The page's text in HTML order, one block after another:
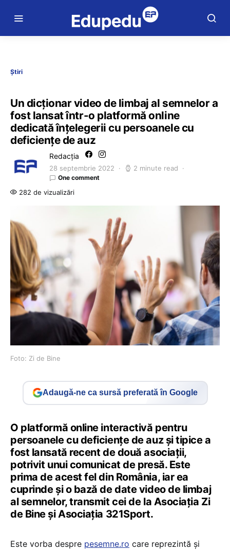
Știri
Un dicționar video de limbaj al semnelor a
fost lansat într-o platformă online
dedicată înțelegerii cu persoanele cu
deficiențe de auz
Redacția
28 septembrie 2022 2 minute read
One comment
282 de vizualizări
Foto: Zi de Bine
Adaugă-ne ca sursă preferată în Google
O platformă online interactivă pentru
persoanele cu deficiențe de auz și tipice a
fost lansată recent de două asociații,
potrivit unui comunicat de presă. Este
prima de acest fel din România, iar ea
cuprinde și o bază de date video de limbaj
al semnelor, transmit cei de la Asociația Zi
de Bine și Asociația 321Sport.
Este vorba despre pesemne.ro care reprezintă și